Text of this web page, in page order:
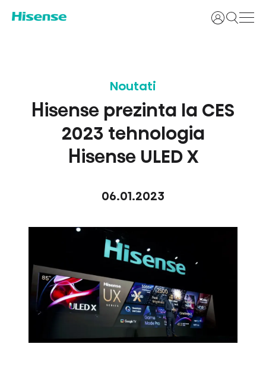
Login
Noutati
Hisense prezinta la CES
2023 tehnologia
Hisense ULED X
06.01.2023